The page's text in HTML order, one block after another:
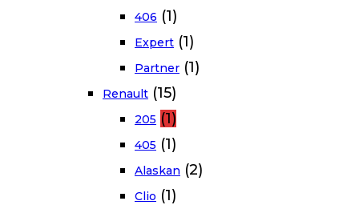
406 (1)
Expert (1)
Partner (1)
Renault (15)
205 (1)
405 (1)
Alaskan (2)
Clio (1)